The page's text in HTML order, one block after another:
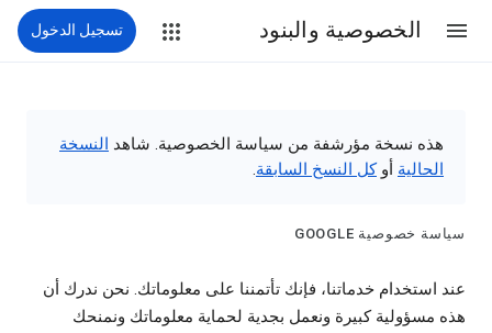
الخصوصية والبنود تسجيل الدخول
هذه نسخة مؤرشفة من سياسة الخصوصية. شاهد النسخة
الحالية أوكل النسخ السابقة.
سياسة خصوصية GOOGLE‏
عند استخدام خدماتنا، فإنك تأتمننا على معلوماتك. نحن ندرك أن
هذه مسؤولية كبيرة ونعمل بجدية لحماية معلوماتك ونمنحك